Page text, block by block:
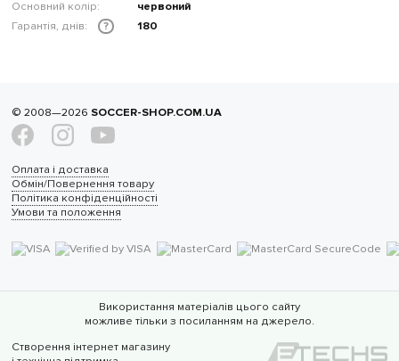
Основний колір:
червоний
Гарантія, днів:
? 180
© 2008—2026 SOCCER-SHOP.COM.UA
Оплата і доставка
Обмін/Повернення товару
Політика конфіденційності
Умови та положення
Використання матеріалів цього сайту
можливе тільки з посиланням на джерело.
Створення інтернет магазину